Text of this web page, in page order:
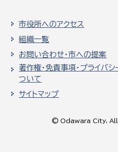
市役所へのアクセス
組織一覧
お問い合わせ・市への提案
著作権・免責事項・プライバシ
ついて
サイトマップ
© Odawara City, All